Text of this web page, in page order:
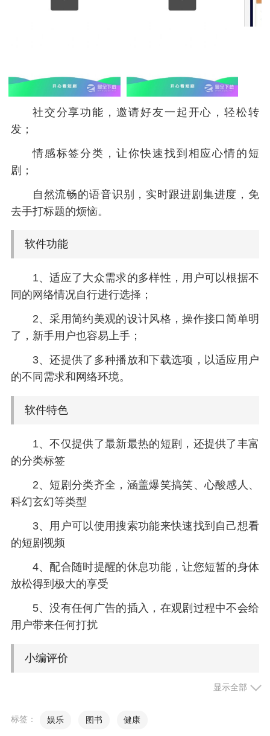
社交分享功能，邀请好友一起开心，轻松转
发；
情感标签分类，让你快速找到相应心情的短
剧；
自然流畅的语音识别，实时跟进剧集进度，免
去手打标题的烦恼。
软件功能
1、适应了大众需求的多样性，用户可以根据不
同的网络情况自行进行选择；
2、采用简约美观的设计风格，操作接口简单明
了，新手用户也容易上手；
3、还提供了多种播放和下载选项，以适应用户
的不同需求和网络环境。
软件特色
1、不仅提供了最新最热的短剧，还提供了丰富
的分类标签
2、短剧分类齐全，涵盖爆笑搞笑、心酸感人、
科幻玄幻等类型
3、用户可以使用搜索功能来快速找到自己想看
的短剧视频
4、配合随时提醒的休息功能，让您短暂的身体
放松得到极大的享受
5、没有任何广告的插入，在观剧过程中不会给
用户带来任何打扰
小编评价
1、用户可以直接在线观看短剧内容，也可以选
显示全部
标签： 娱乐 图书 健康